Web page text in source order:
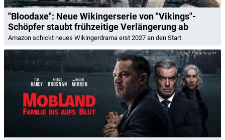
"Bloodaxe": Neue Wikingerserie von "Vikings"-
Schöpfer staubt frühzeitige Verlängerung ab
Amazon schickt neues Wikingerdrama erst 2027 an den Start
Paramount+